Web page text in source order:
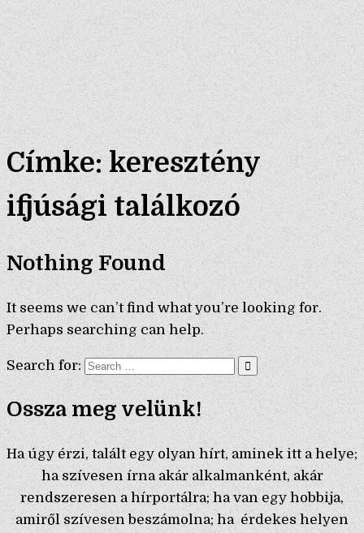
Címke:keresztény
ifjúsági találkozó
Nothing Found
It seems we can’t find what you’re looking for.
Perhaps searching can help.
Search for:
Ossza meg velünk!
Ha úgy érzi, talált egy olyan hírt, aminek itt a helye;
ha szívesen írna akár alkalmanként, akár
rendszeresen a hírportálra; ha van egy hobbija,
amiről szívesen beszámolna; ha érdekes helyen